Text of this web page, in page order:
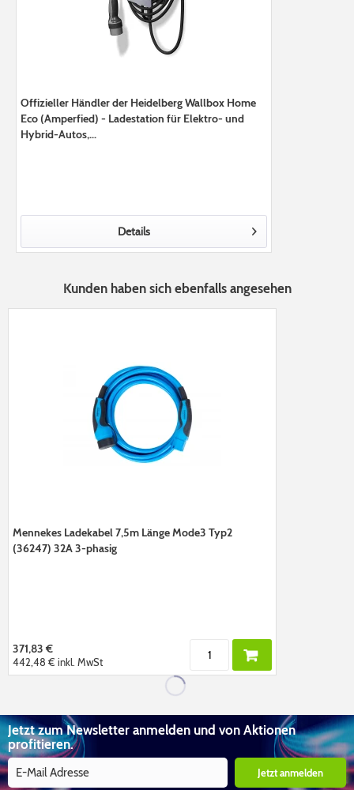
Offizieller Händler der Heidelberg Wallbox Home
Eco (Amperfied) - Ladestation für Elektro- und
Hybrid-Autos,...
Details
Kunden haben sich ebenfalls angesehen
Mennekes Ladekabel 7,5m Länge Mode3 Typ2
(36247) 32A 3-phasig
371,83 €
442,48 € inkl. MwSt
Jetzt zum Newsletter anmelden und von Aktionen
profitieren.
Jetzt anmelden